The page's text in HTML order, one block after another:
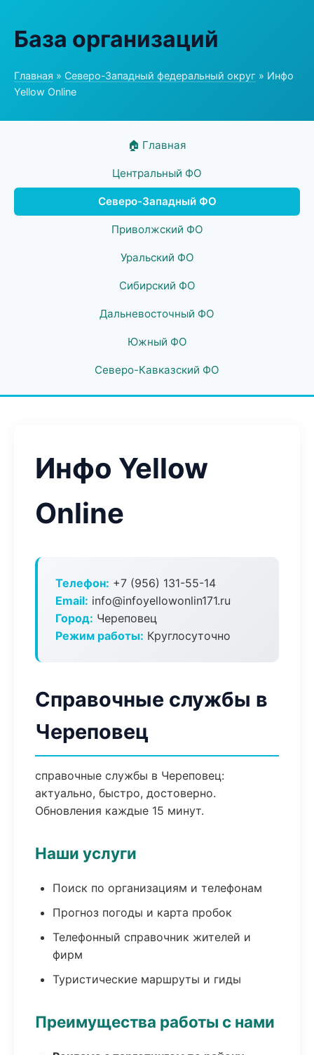
База организаций
Главная » Северо-Западный федеральный округ » Инфо
Yellow Online
🏠 Главная
Центральный ФО
Северо-Западный ФО
Приволжский ФО
Уральский ФО
Сибирский ФО
Дальневосточный ФО
Южный ФО
Северо-Кавказский ФО
Инфо Yellow
Online
Телефон: +7 (956) 131-55-14
Email: info@infoyellowonlin171.ru
Город: Череповец
Режим работы: Круглосуточно
Справочные службы в
Череповец
справочные службы в Череповец:
актуально, быстро, достоверно.
Обновления каждые 15 минут.
Наши услуги
Поиск по организациям и телефонам
Прогноз погоды и карта пробок
Телефонный справочник жителей и
фирм
Туристические маршруты и гиды
Преимущества работы с нами